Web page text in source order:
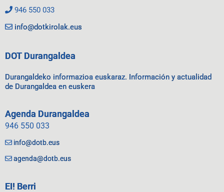
946 550 033
info@dotkirolak.eus
DOT Durangaldea
Durangaldeko informazioa euskaraz. Información y actualidad
de Durangaldea en euskera
Agenda Durangaldea
946 550 033
info@dotb.eus
agenda@dotb.eus
EI! Berri